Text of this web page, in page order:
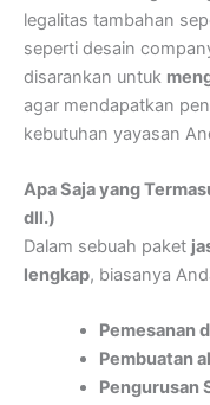
legalitas tambahan
seperti desain
disarankan untuk
agar mendapatkan
kebutuhan yayasan
Apa Saja yang
dll.)
Dalam sebuah paket
lengkap, biasanya
Pemesanan
Pembuatan
Pengurusan